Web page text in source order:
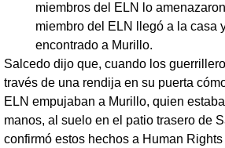
miembros del ELN lo
miembro del ELN llegó a la casa
encontrado a Murillo.
Salcedo dijo que, cuando los
través de una rendija en su puerta
ELN empujaban a Murillo, quien
manos, al suelo en el patio trasero de
confirmó estos hechos a Human